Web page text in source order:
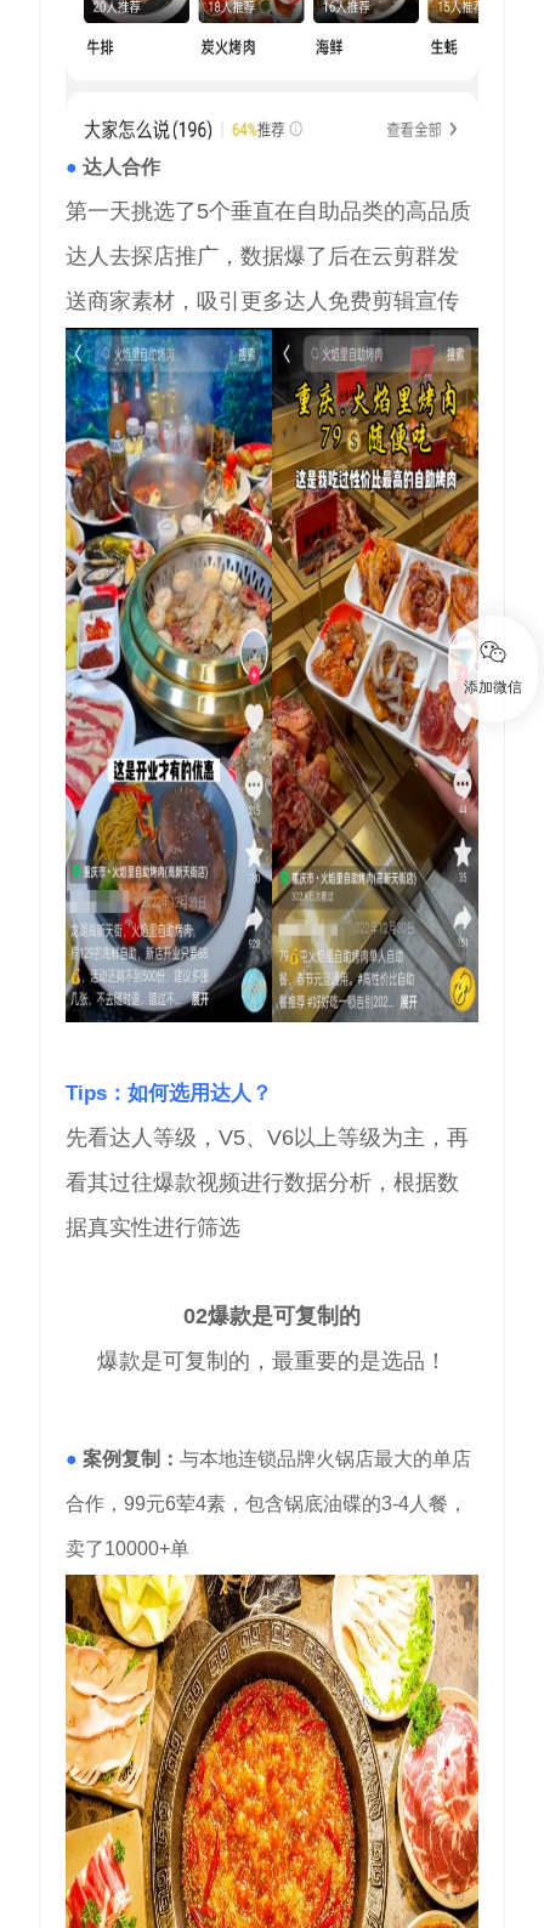
● 达人合作
第一天挑选了5个垂直在自助品类的高品质
达人去探店推广，数据爆了后在云剪群发
送商家素材，吸引更多达人免费剪辑宣传
Tips：如何选用达人？
先看达人等级，V5、V6以上等级为主，再
看其过往爆款视频进行数据分析，根据数
据真实性进行筛选
02爆款是可复制的
爆款是可复制的，最重要的是选品！
● 案例复制： 与本地连锁品牌火锅店最大的单店
合作，99元6荤4素，包含锅底油碟的3-4人餐，
卖了10000+单
添加微信